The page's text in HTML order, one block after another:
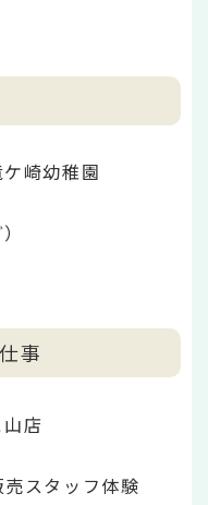
崎幼稚園
事
店
スタッフ体験